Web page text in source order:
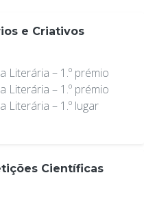
e Criativos
Literária – 1.º prémio
Literária – 1.º prémio
Literária – 1.º lugar
Científicas